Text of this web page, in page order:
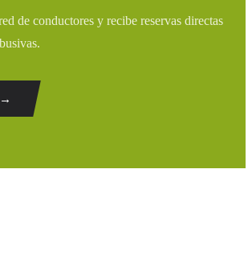
de conductores y recibe reservas directas